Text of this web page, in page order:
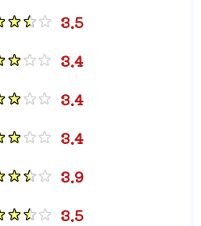
が芽生える機会に恵まれない
国府台高校
国分高校 18
3.5
3.4
3.4
3.4
3.9
3.5